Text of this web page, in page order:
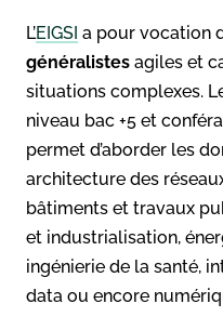
L’EIGSI a pour vocation
généralistes agiles et
situations complexes.
niveau bac +5 et
permet d’aborder les
architecture des
bâtiments et travaux
et industrialisation,
ingénierie de la santé,
data ou encore